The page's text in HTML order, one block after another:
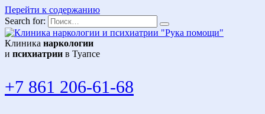
Перейти к содержанию
Search for:
Клиника наркологии
и психиатрии в Туапсе
+7 861 206-61-68